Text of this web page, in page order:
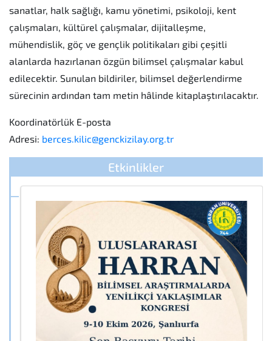
sanatlar, halk sağlığı, kamu yönetimi, psikoloji, kent
çalışmaları, kültürel çalışmalar, dijitalleşme,
mühendislik, göç ve gençlik politikaları gibi çeşitli
alanlarda hazırlanan özgün bilimsel çalışmalar kabul
edilecektir. Sunulan bildiriler, bilimsel değerlendirme
sürecinin ardından tam metin hâlinde kitaplaştırılacaktır.
Koordinatörlük E-posta
Adresi: berces.kilic@genckizilay.org.tr
Etkinlikler